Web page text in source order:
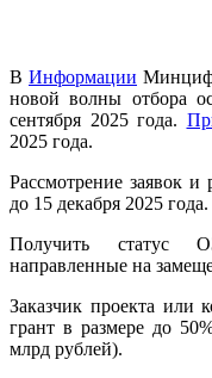
В Информации
новой волны отбора
сентября 2025 года.
2025 года.
Рассмотрение заявок
до 15 декабря 2025 года.
Получить статус
направленные на
Заказчик проекта или
грант в размере до
млрд рублей).